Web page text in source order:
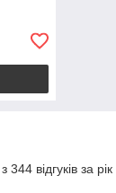
відгуків за рік